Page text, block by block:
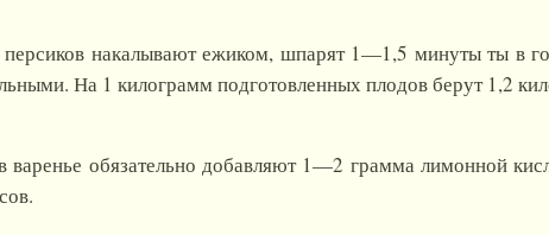
накалывают ежиком, шпарят 1—1,5 минуты ты в
На 1 килограммподготовленных плодов берут 1,2
варенье обязательно добавляют 1—2 грамма лимонной